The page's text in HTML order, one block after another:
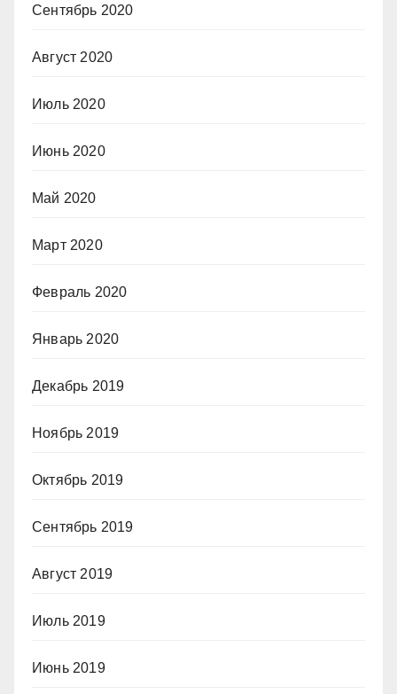
Сентябрь 2020
Август 2020
Июль 2020
Июнь 2020
Май 2020
Март 2020
Февраль 2020
Январь 2020
Декабрь 2019
Ноябрь 2019
Октябрь 2019
Сентябрь 2019
Август 2019
Июль 2019
Июнь 2019